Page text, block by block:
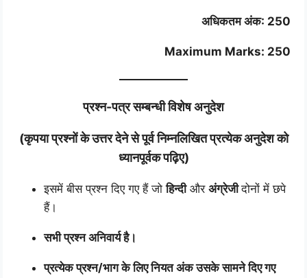
अधिकतम अंक: 250
Maximum Marks: 250
प्रश्न-पत्र सम्बन्धी विशेष अनुदेश
(कृपया प्रश्नों के उत्तर देने से पूर्व निम्नलिखित प्रत्येक अनुदेश को
ध्यानपूर्वक पढ़िए)
इसमें बीस प्रश्न दिए गए हैं जोहिन्दीऔरअंग्रेजीदोनों में छपे
हैं।
सभी प्रश्न अनिवार्य है।
प्रत्येक प्रश्न/भाग के लिए नियत अंक उसके सामने दिए गए